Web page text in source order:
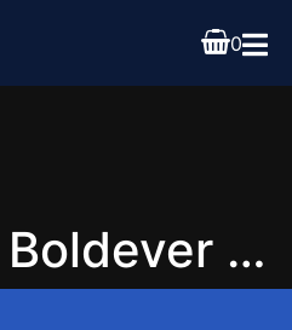
0
Vermodje Boldever 10ml